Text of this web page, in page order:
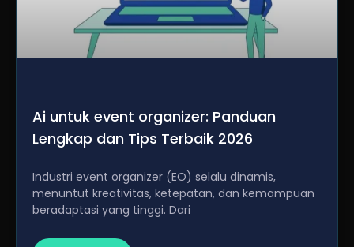
Ai untuk event organizer: Panduan
Lengkap dan Tips Terbaik 2026
Industri event organizer (EO) selalu dinamis,
menuntut kreativitas, ketepatan, dan kemampuan
beradaptasi yang tinggi. Dari